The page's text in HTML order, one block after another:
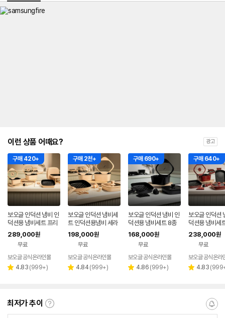
이런 상품 어때요? 광고
구매 420+
보오글 인덕션 냄비 인
덕션용 냄비세트 프리
미엄 15종 세트
289,000원
무료
보오글 공식온라인몰
별 4.83 리
(999+)
구매 2천+
보오글 인덕션 냄비세
트 인덕션용냄비 세라
믹코팅 모든열원 사용
가능 프라이팬 11종 세
198,000원
무료
보오글 공식온라인몰
별 4.84 리
(999+)
구매 690+
보오글 인덕션 냄비 인
덕션용 냄비세트 8종
세트
168,000원
무료
보오글 공식온라인몰
별 4.86 리
(999+)
구매 640+
보오글 인덕션
덕션용 냄비세
세트
238,000원
무료
보오글 공식온라
별 4.83 리
(
최저가 추이
최
알